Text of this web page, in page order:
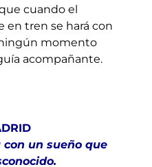
cuando el
en tren se hará con
momento
acompañante.
un sueño que